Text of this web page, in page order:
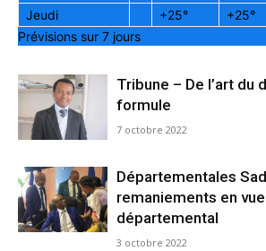
Jeudi +25° +25°
Prévisions sur 7 jours
Tribune – De l’art du
formule
7 octobre 2022
Départementales
remaniements en
départemental
3 octobre 2022